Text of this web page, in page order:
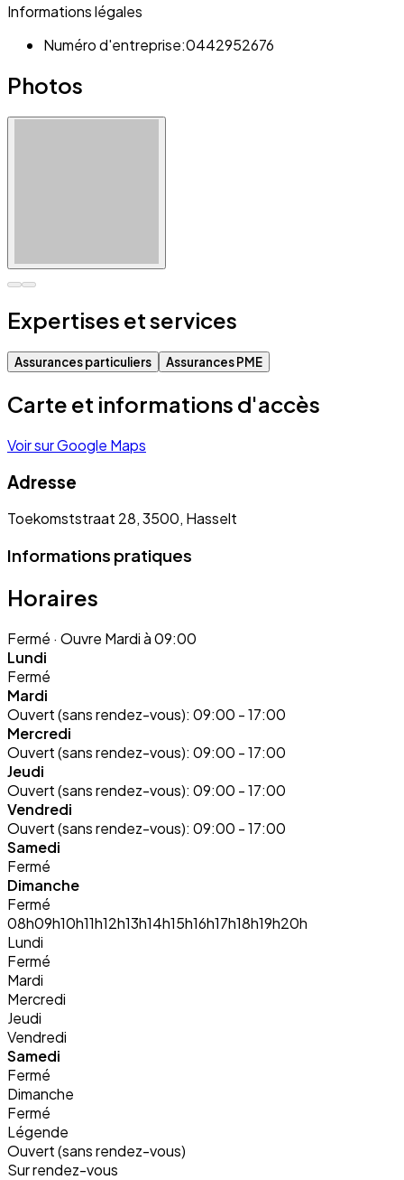
Informations légales
Numéro d'entreprise:0442952676
Photos
Expertises et services
Assurances particuliers Assurances PME
Carte et informations d'accès
Voir sur Google Maps
Adresse
Toekomststraat 28, 3500, Hasselt
Informations pratiques
Horaires
Fermé · Ouvre Mardi à 09:00
Lundi
Fermé
Mardi
Ouvert (sans rendez-vous): 09:00 - 17:00
Mercredi
Ouvert (sans rendez-vous): 09:00 - 17:00
Jeudi
Ouvert (sans rendez-vous): 09:00 - 17:00
Vendredi
Ouvert (sans rendez-vous): 09:00 - 17:00
Samedi
Fermé
Dimanche
Fermé
08h09h10h11h12h13h14h15h16h17h18h19h20h
Lundi
Fermé
Mardi
Mercredi
Jeudi
Vendredi
Samedi
Fermé
Dimanche
Fermé
Légende
Ouvert (sans rendez-vous)
Sur rendez-vous